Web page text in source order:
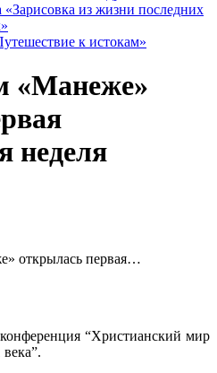
из жизни последних
к истокам»
«Манеже»
неделя
открылась первая…
“Христианский мир